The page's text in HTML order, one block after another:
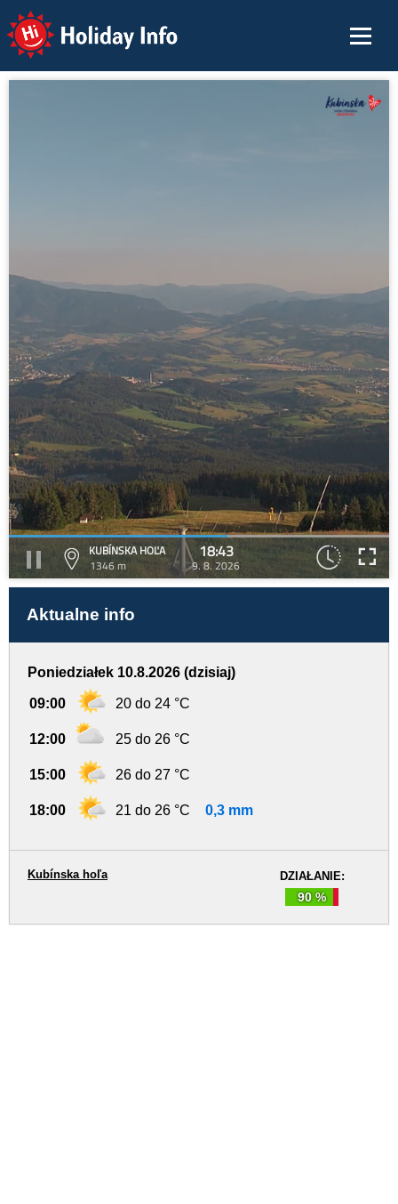
Holiday Info
KUBÍNSKA HOĽA
1346 m
18:43
9. 8. 2026
Aktualne info
Poniedziałek 10.8.2026 (dzisiaj)
09:00 20 do 24 °C
12:00 25 do 26 °C
15:00 26 do 27 °C
18:00 21 do 26 °C 0,3 mm
DZIAŁANIE:
90 %
Kubínska hoľa